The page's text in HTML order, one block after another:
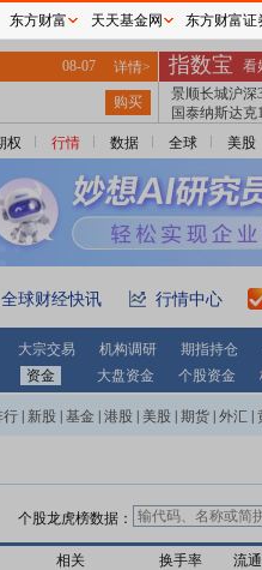
权 行情 数据 全球 美股
全球财经快讯 行情中心
大宗交易 机构调研 期指持仓
资金 大盘资金 个股资金
行 新股 基金 港股 美股 期货 外汇
个股龙虎榜数据：
相关 换手率 流
东方财富 天天基金网 东方财富证